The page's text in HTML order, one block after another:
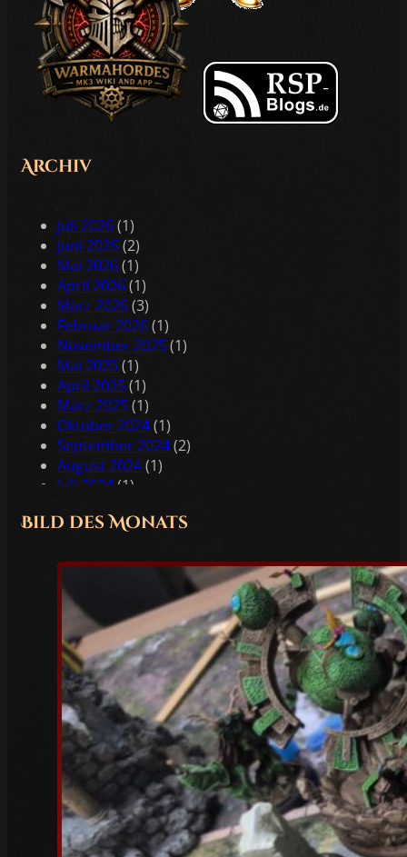
Archiv
Juli 2026(1)
Juni 2026(2)
Mai 2026(1)
April 2026(1)
März 2026(3)
Februar 2026(1)
November 2025(1)
Mai 2025(1)
April 2025(1)
März 2025(1)
Oktober 2024(1)
September 2024(2)
August 2024(1)
Juli 2024 (1)
Mai 2024(2)
Februar 2024(1)
Januar 2024
Dezember 2023(1)
November 2023(1)
Oktober 2023(3)
Juli 2023(1)
Juni 2023 (1)
Mai 2023(5)
April 2023(3)
März 2023(6)
Februar 2023(4)
Januar 2023
(5)
Dezember 2022(4)
November 2022(4)
Oktober 2022(5)
Bild des Monats